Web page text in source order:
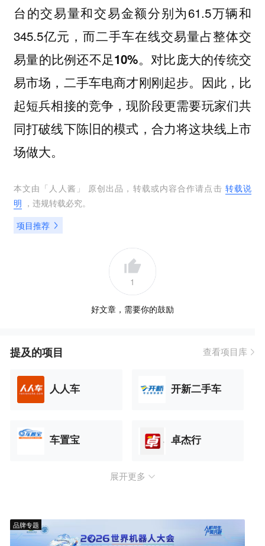
台的交易量和交易金额分别为61.5万辆和
345.5亿元，而二手车在线交易量占整体交
易量的比例还不足10%。对比庞大的传统交
易市场，二手车电商才刚刚起步。因此，比
起短兵相接的竞争，现阶段更需要玩家们共
同打破线下陈旧的模式，合力将这块线上市
场做大。
本文由「 人人酱 」 原创出品，转载或内容合作请点击 转载说
明 ，违规转载必究。
项目推荐
1
好文章，需要你的鼓励
提及的项目 查看项目库
人人车 开新二手车
车置宝 卓杰行
展开更多
品牌专题